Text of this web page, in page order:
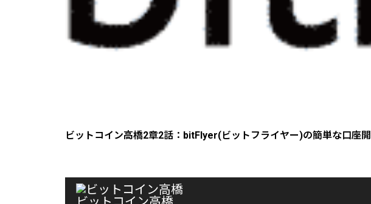
ビットコイン高橋2章2話：bitFlyer(ビットフライヤー)の簡単な口座